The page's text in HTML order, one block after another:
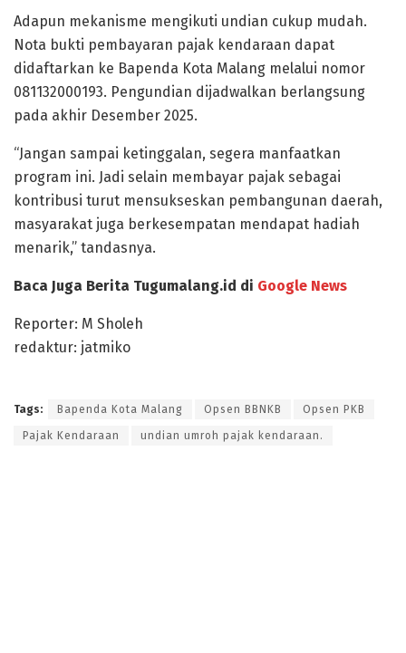
Adapun mekanisme mengikuti undian cukup mudah.
Nota bukti pembayaran pajak kendaraan dapat
didaftarkan ke Bapenda Kota Malang melalui nomor
081132000193. Pengundian dijadwalkan berlangsung
pada akhir Desember 2025.
“Jangan sampai ketinggalan, segera manfaatkan
program ini. Jadi selain membayar pajak sebagai
kontribusi turut mensukseskan pembangunan daerah,
masyarakat juga berkesempatan mendapat hadiah
menarik,” tandasnya.
Baca Juga Berita Tugumalang.id di Google News
Reporter: M Sholeh
redaktur: jatmiko
Tags: Bapenda Kota Malang Opsen BBNKB Opsen PKB
Pajak Kendaraan undian umroh pajak kendaraan.